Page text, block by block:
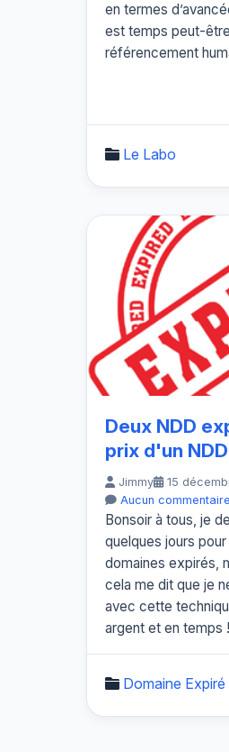
en termes
est temps peut-
référencement
Le Labo
Deux NDD
prix d'un
Jimmy
15
Aucun commentaire
Bonsoir à tous, je
quelques jours
domaines expirés,
cela me dit que je
avec cette
argent et en temps !
Domaine Expiré